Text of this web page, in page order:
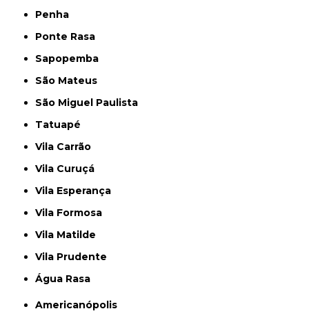
Penha
Ponte Rasa
Sapopemba
São Mateus
São Miguel Paulista
Tatuapé
Vila Carrão
Vila Curuçá
Vila Esperança
Vila Formosa
Vila Matilde
Vila Prudente
Água Rasa
Americanópolis